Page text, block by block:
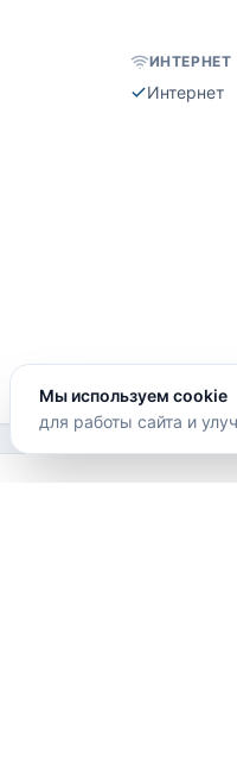
ИНТЕРНЕТ
Интернет
Мы используем cookie
для работы сайта и